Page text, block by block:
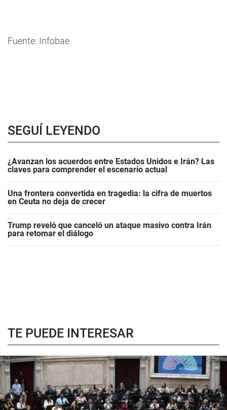
Fuente: Infobae
SEGUÍ LEYENDO
¿Avanzan los acuerdos entre Estados Unidos e Irán? Las
claves para comprender el escenario actual
Una frontera convertida en tragedia: la cifra de muertos
en Ceuta no deja de crecer
Trump reveló que canceló un ataque masivo contra Irán
para retomar el diálogo
TE PUEDE INTERESAR